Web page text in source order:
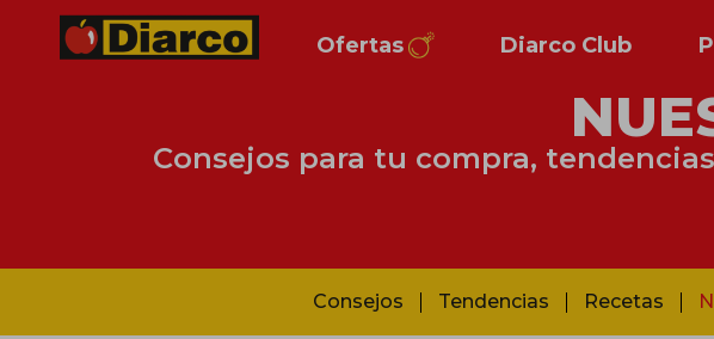
Ofertas Diarco Club
Consejos para tu compra,
Consejos Tendencias Recetas